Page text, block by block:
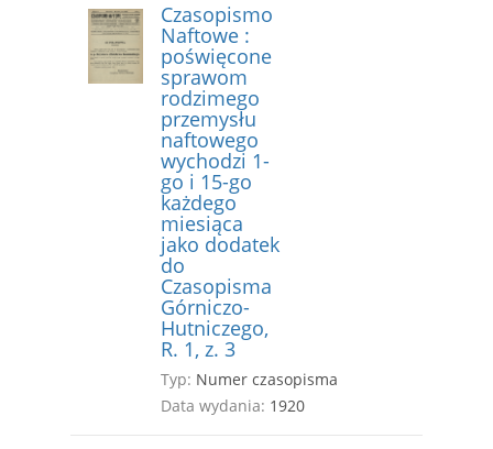
Czasopismo
Naftowe :
poświęcone
sprawom
rodzimego
przemysłu
naftowego
wychodzi 1-
go i 15-go
każdego
miesiąca
jako dodatek
do
Czasopisma
Górniczo-
Hutniczego,
R. 1, z. 3
Typ: Numer czasopisma
Data wydania: 1920